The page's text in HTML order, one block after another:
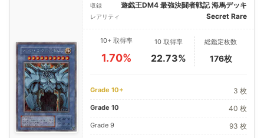
収録 遊戯王DM4 最強決闘者戦記 海馬デッキ
レアリティ Secret Rare
10+ 取得率
1.70%
10 取得率
22.73%
総鑑定枚数
176枚
Grade 10+ 3 枚
Grade 10 40 枚
Grade 9 93 枚